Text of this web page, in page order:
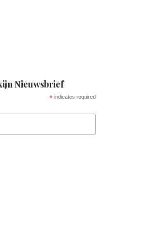
Nieuwsbrief
* indicates required